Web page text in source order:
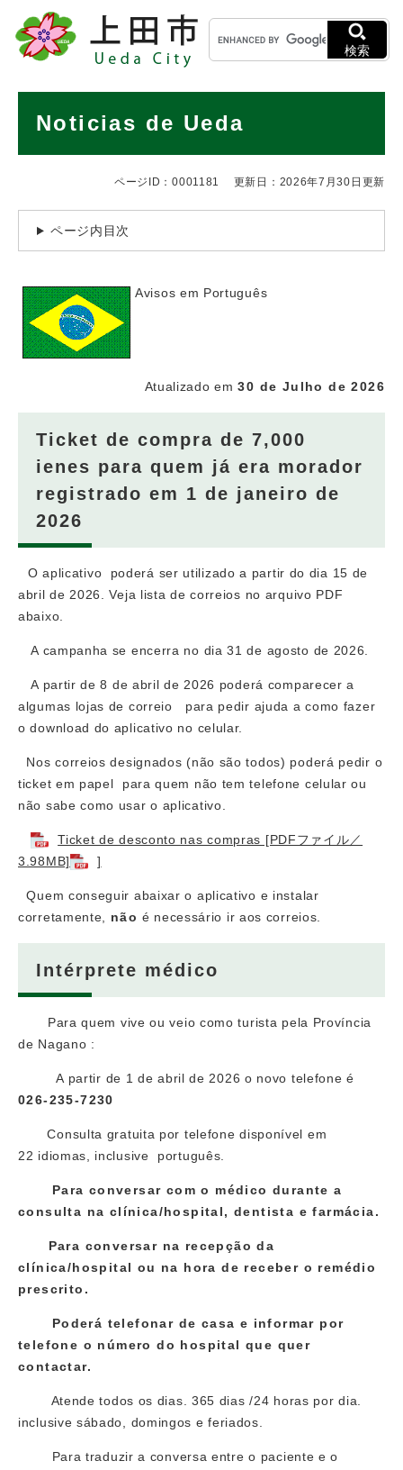
メニューを飛ばして本文へ
キ
ー
ワ
検
検索
Noticias de Ueda
ページID：0001181 更新日：2026年7月30日更新
ページ内目次
Avisos em Português
Atualizado em30 de Julho de 2026
Ticket de compra de 7,000
ienes​ para quem já era morador
registrado em 1 de janeiro de
2026
O aplicativo poderá ser utilizado a partir do dia 15 de
abril de 2026. Veja lista de correios no arquivo PDF
abaixo.
A campanha se encerra no dia 31 de agosto de 2026.
A partir de 8 de abril de 2026 poderá comparecer a
algumas lojas de correio para pedir ajuda a como fazer
o download do aplicativo no celular.
Nos correios designados (não são todos) poderá pedir o
ticket em papel para quem não tem telefone celular ou
não sabe como usar o aplicativo.
Ticket de desconto nas compras [PDFファイル／
3.98MB]
]
Quem conseguir abaixar o aplicativo e instalar
corretamente, não é necessário ir aos correios.
Intérprete médico
Para quem vive ou veio como turista pela Província
de Nagano :
A partir de 1 de abril de 2026 o novo telefone é
026-235-7230
Consulta gratuita por telefone disponível em
22 idiomas, inclusive português.
Para conversar com o médico durante a
consulta na clínica/hospital, dentista e farmácia.
Para conversar na recepção da
clínica/hospital ou na hora de receber o remédio
prescrito.
Poderá telefonar de casa e informar por
telefone o número do hospital que quer
contactar.
Atende todos os dias. 365 dias /24 horas por dia.
inclusive sábado, domingos e feriados.
Para traduzir a conversa entre o paciente e o